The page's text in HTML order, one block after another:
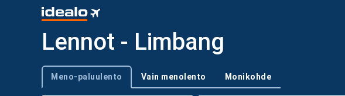
Lennot - Limbang
Trip type
Meno-paluulento Vain menolento Monikohde